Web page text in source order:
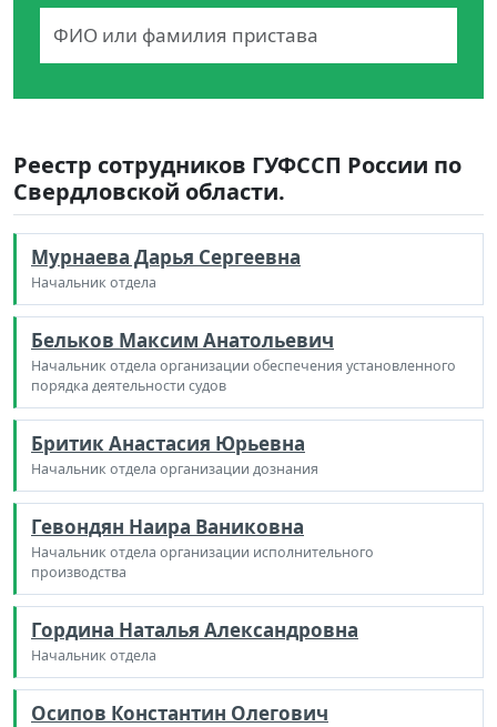
Реестр сотрудников ГУФССП России по
Свердловской области.
Мурнаева Дарья Сергеевна
Начальник отдела
Бельков Максим Анатольевич
Начальник отдела организации обеспечения установленного
порядка деятельности судов
Бритик Анастасия Юрьевна
Начальник отдела организации дознания
Гевондян Наира Ваниковна
Начальник отдела организации исполнительного
производства
Гордина Наталья Александровна
Начальник отдела
Осипов Константин Олегович